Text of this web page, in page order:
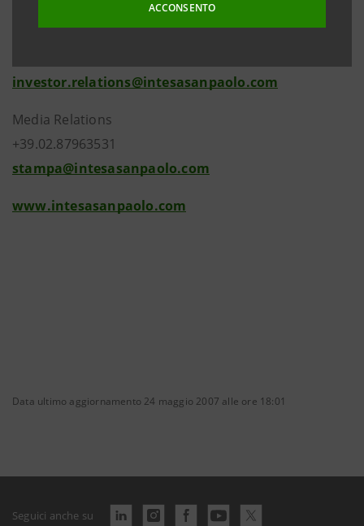
ACCONSENTO
investor.relations@intesasanpaolo.com
Media Relations
+39.02.87963531
stampa@intesasanpaolo.com
www.intesasanpaolo.com
Data ultimo aggiornamento 24 maggio 2007 alle ore 18:01
Seguici anche su